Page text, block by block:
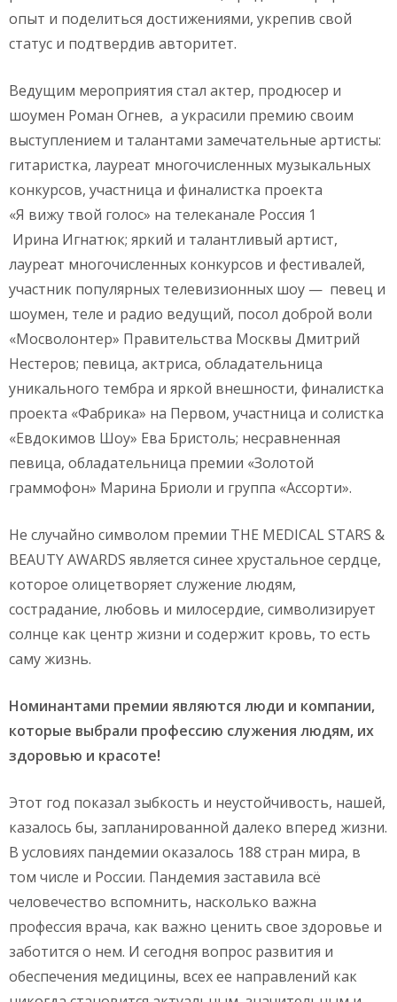
опыт и поделиться достижениями, укрепив свой
статус и подтвердив авторитет.
Ведущим мероприятия стал актер, продюсер и
шоумен Роман Огнев, а украсили премию своим
выступлением и талантами замечательные артисты:
гитаристка, лауреат многочисленных музыкальных
конкурсов, участница и финалистка проекта
«Я вижу твой голос» на телеканале Россия 1
Ирина Игнатюк; яркий и талантливый артист,
лауреат многочисленных конкурсов и фестивалей,
участник популярных телевизионных шоу — певец и
шоумен, теле и радио ведущий, посол доброй воли
«Мосволонтер» Правительства Москвы Дмитрий
Нестеров; певица, актриса, обладательница
уникального тембра и яркой внешности, финалистка
проекта «Фабрика» на Первом, участница и солистка
«Евдокимов Шоу» Ева Бристоль; несравненная
певица, обладательница премии «Золотой
граммофон» Марина Бриоли и группа «Ассорти».
Не случайно символом премии THE MEDICAL STARS &
BEAUTY AWARDS является синее хрустальное сердце,
которое олицетворяет служение людям,
сострадание, любовь и милосердие, символизирует
солнце как центр жизни и содержит кровь, то есть
саму жизнь.
Номинантами премии являются люди и компании,
которые выбрали профессию служения людям, их
здоровью и красоте!
Этот год показал зыбкость и неустойчивость, нашей,
казалось бы, запланированной далеко вперед жизни.
В условиях пандемии оказалось 188 стран мира, в
том числе и России. Пандемия заставила всё
человечество вспомнить, насколько важна
профессия врача, как важно ценить свое здоровье и
заботится о нем. И сегодня вопрос развития и
обеспечения медицины, всех ее направлений как